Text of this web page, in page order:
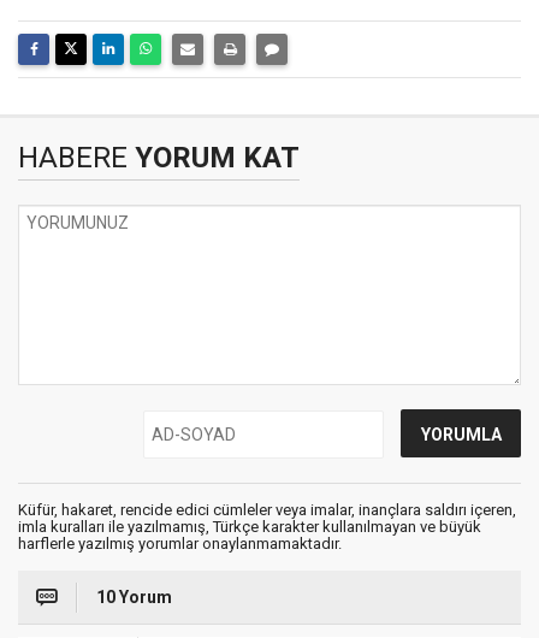
HABERE YORUM KAT
Küfür, hakaret, rencide edici cümleler veya imalar, inançlara saldırı içeren,
imla kuralları ile yazılmamış, Türkçe karakter kullanılmayan ve büyük
harflerle yazılmış yorumlar onaylanmamaktadır.
10 Yorum